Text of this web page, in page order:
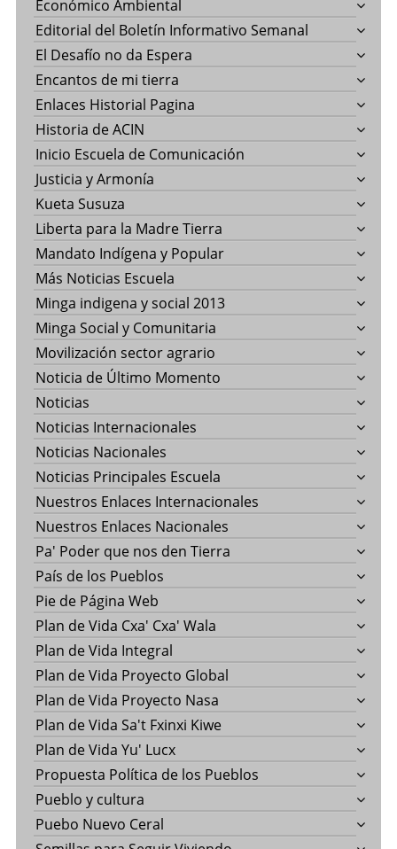
Económico Ambiental
Editorial del Boletín Informativo Semanal
El Desafío no da Espera
Encantos de mi tierra
Enlaces Historial Pagina
Historia de ACIN
Inicio Escuela de Comunicación
Justicia y Armonía
Kueta Susuza
Liberta para la Madre Tierra
Mandato Indígena y Popular
Más Noticias Escuela
Minga indigena y social 2013
Minga Social y Comunitaria
Movilización sector agrario
Noticia de Último Momento
Noticias
Noticias Internacionales
Noticias Nacionales
Noticias Principales Escuela
Nuestros Enlaces Internacionales
Nuestros Enlaces Nacionales
Pa' Poder que nos den Tierra
País de los Pueblos
Pie de Página Web
Plan de Vida Cxa' Cxa' Wala
Plan de Vida Integral
Plan de Vida Proyecto Global
Plan de Vida Proyecto Nasa
Plan de Vida Sa't Fxinxi Kiwe
Plan de Vida Yu' Lucx
Propuesta Política de los Pueblos
Pueblo y cultura
Puebo Nuevo Ceral